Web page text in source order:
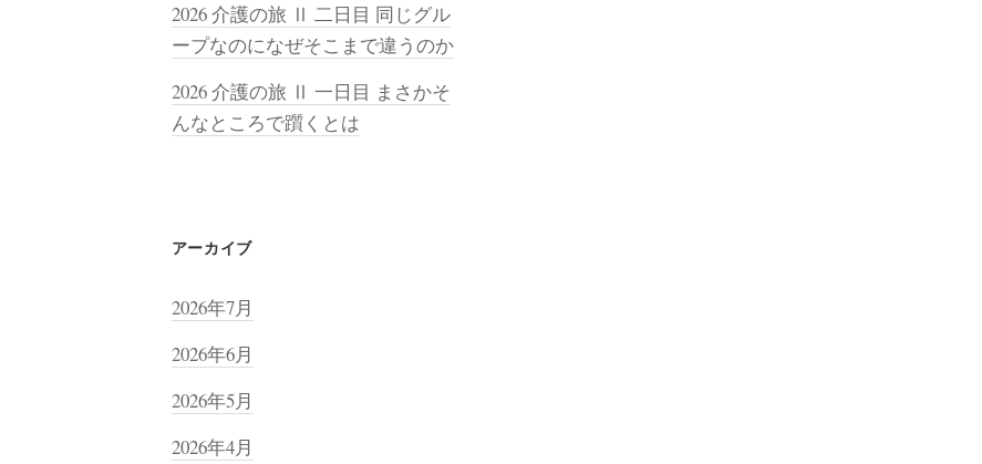
2026 介護の旅 Ⅱ 二日目 同じグル
ープなのになぜそこまで違うのか
2026 介護の旅 Ⅱ 一日目 まさかそ
んなところで躓くとは
アーカイブ
2026年7月
2026年6月
2026年5月
2026年4月